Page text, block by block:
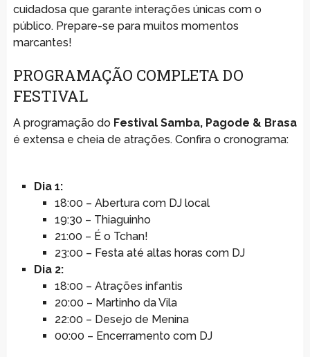
cuidadosa que garante interações únicas com o
público. Prepare-se para muitos momentos
marcantes!
PROGRAMAÇÃO COMPLETA DO
FESTIVAL
A programação do Festival Samba, Pagode & Brasa
é extensa e cheia de atrações. Confira o cronograma:
Dia 1:
18:00 – Abertura com DJ local
19:30 – Thiaguinho
21:00 – É o Tchan!
23:00 – Festa até altas horas com DJ
Dia 2:
18:00 – Atrações infantis
20:00 – Martinho da Vila
22:00 – Desejo de Menina
00:00 – Encerramento com DJ